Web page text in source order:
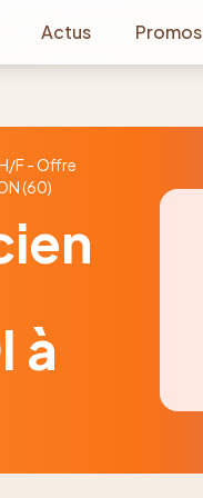
Actus Promos
F - Offre
(60)
à